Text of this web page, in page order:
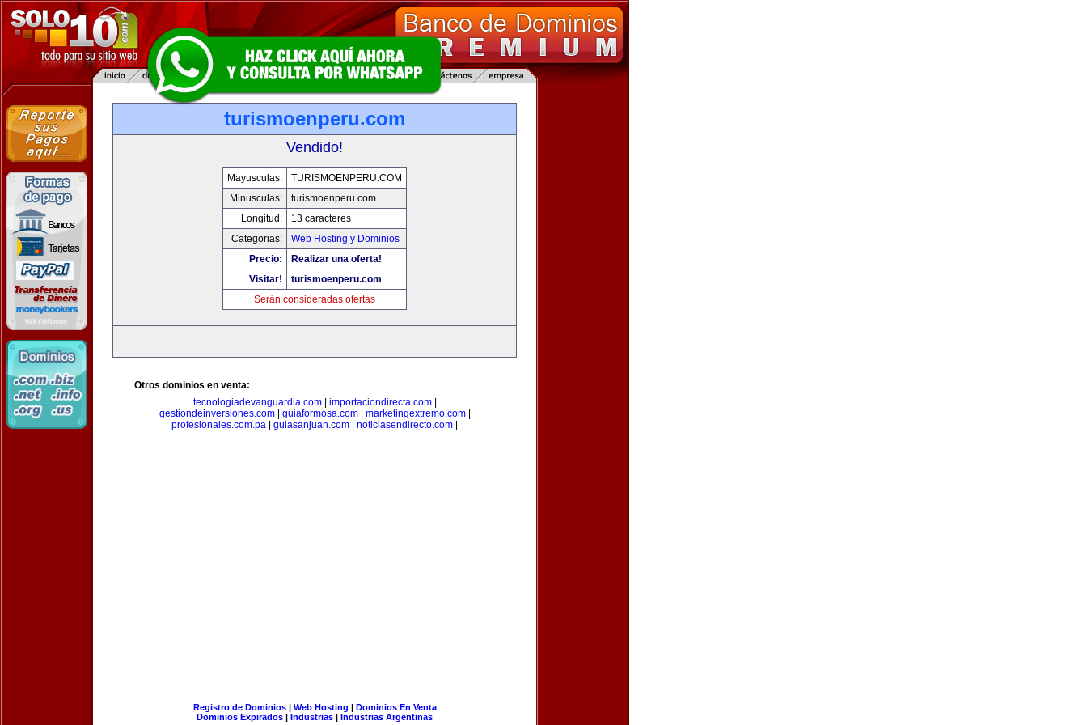
turismoenperu.com
Vendido!
Mayusculas:
TURISMOENPERU.COM
Minusculas:
turismoenperu.com
Longitud:
13 caracteres
Categorias:
Web Hosting y Dominios
Precio:
Realizar una oferta!
Visitar!
turismoenperu.com
Serán consideradas ofertas
Otros dominios en venta:
tecnologiadevanguardia.com| importaciondirecta.com|
gestiondeinversiones.com| guiaformosa.com| marketingextremo.com|
profesionales.com.pa
guiasanjuan.com noticiasendirecto.com
Registro de Dominios| Web Hosting | Dominios En Venta
Dominios Expirados | Industrias | Industrias Argentinas